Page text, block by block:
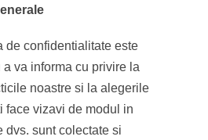
de confidentialitate este
va informa cu privire la
noastre si la alegerile
face vizavi de modul in
dvs. sunt colectate si